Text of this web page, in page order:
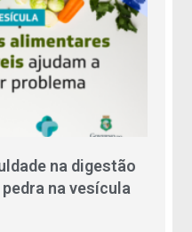
na digestão
na vesícula